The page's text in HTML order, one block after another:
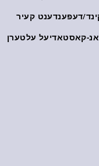
דעפענדענט קעיר
קאסטאדיעל עלטערן